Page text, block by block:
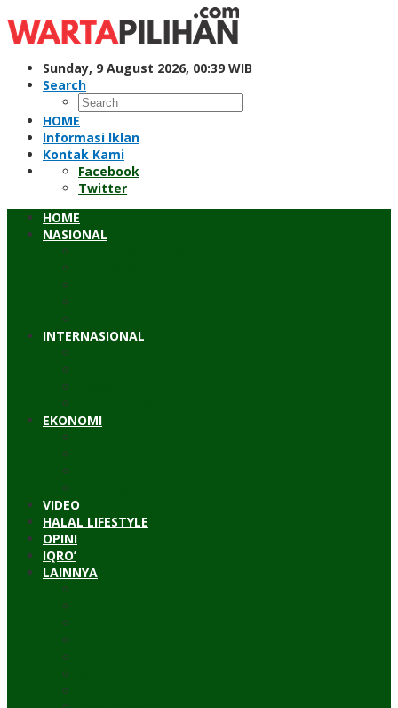
to
content
Sunday, 9 August 2026, 00:39 WIB
Search
HOME
Informasi Iklan
Kontak Kami
Facebook
Twitter
HOME
NASIONAL
INTERNASIONAL
EKONOMI
VIDEO
HALAL LIFESTYLE
OPINI
IQRO’
LAINNYA